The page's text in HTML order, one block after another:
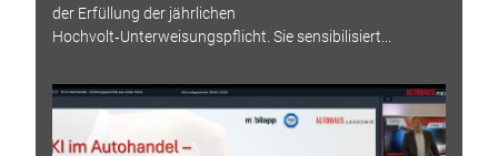
der Erfüllung der jährlichen
Hochvolt‑Unterweisungspflicht. Sie sensibilisiert...